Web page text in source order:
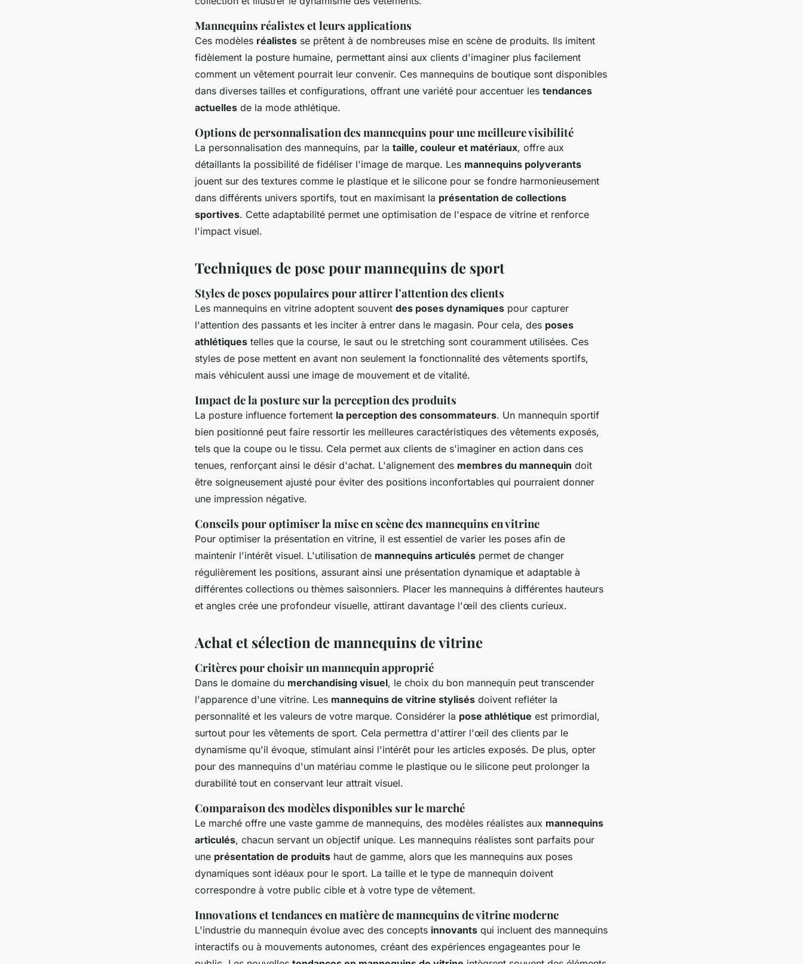
Mannequins réalistes et leurs applications
Ces modèles réalistes se prêtent à de nombreuses mise en scène de produits. Ils imitent
fidèlement la posture humaine, permettant ainsi aux clients d'imaginer plus facilement
comment un vêtement pourrait leur convenir. Ces mannequins de boutique sont disponibles
dans diverses tailles et configurations, offrant une variété pour accentuer les tendances
actuelles de la mode athlétique.
Options de personnalisation des mannequins pour une meilleure visibilité
La personnalisation des mannequins, par la taille, couleur et matériaux, offre aux
détaillants la possibilité de fidéliser l'image de marque. Les mannequins polyverants
jouent sur des textures comme le plastique et le silicone pour se fondre harmonieusement
dans différents univers sportifs, tout en maximisant la présentation de collections
sportives. Cette adaptabilité permet une optimisation de l'espace de vitrine et renforce
l'impact visuel.
Techniques de pose pour mannequins de sport
Styles de poses populaires pour attirer l’attention des clients
Les mannequins en vitrine adoptent souvent des poses dynamiques pour capturer
l'attention des passants et les inciter à entrer dans le magasin. Pour cela, des poses
athlétiques telles que la course, le saut ou le stretching sont couramment utilisées. Ces
styles de pose mettent en avant non seulement la fonctionnalité des vêtements sportifs,
mais véhiculent aussi une image de mouvement et de vitalité.
Impact de la posture sur la perception des produits
La posture influence fortement la perception des consommateurs. Un mannequin sportif
bien positionné peut faire ressortir les meilleures caractéristiques des vêtements exposés,
tels que la coupe ou le tissu. Cela permet aux clients de s'imaginer en action dans ces
tenues, renforçant ainsi le désir d'achat. L'alignement des membres du mannequin doit
être soigneusement ajusté pour éviter des positions inconfortables qui pourraient donner
une impression négative.
Conseils pour optimiser la mise en scène des mannequins en vitrine
Pour optimiser la présentation en vitrine, il est essentiel de varier les poses afin de
maintenir l'intérêt visuel. L'utilisation de mannequins articulés permet de changer
régulièrement les positions, assurant ainsi une présentation dynamique et adaptable à
différentes collections ou thèmes saisonniers. Placer les mannequins à différentes hauteurs
et angles crée une profondeur visuelle, attirant davantage l'œil des clients curieux.
Achat et sélection de mannequins de vitrine
Critères pour choisir un mannequin approprié
Dans le domaine du merchandising visuel, le choix du bon mannequin peut transcender
l'apparence d'une vitrine. Les mannequins de vitrine stylisés doivent refléter la
personnalité et les valeurs de votre marque. Considérer la pose athlétique est primordial,
surtout pour les vêtements de sport. Cela permettra d'attirer l'œil des clients par le
dynamisme qu'il évoque, stimulant ainsi l'intérêt pour les articles exposés. De plus, opter
pour des mannequins d'un matériau comme le plastique ou le silicone peut prolonger la
durabilité tout en conservant leur attrait visuel.
Comparaison des modèles disponibles sur le marché
Le marché offre une vaste gamme de mannequins, des modèles réalistes aux mannequins
articulés, chacun servant un objectif unique. Les mannequins réalistes sont parfaits pour
une présentation de produits haut de gamme, alors que les mannequins aux poses
dynamiques sont idéaux pour le sport. La taille et le type de mannequin doivent
correspondre à votre public cible et à votre type de vêtement.
Innovations et tendances en matière de mannequins de vitrine moderne
L'industrie du mannequin évolue avec des concepts innovants qui incluent des mannequins
interactifs ou à mouvements autonomes, créant des expériences engageantes pour le